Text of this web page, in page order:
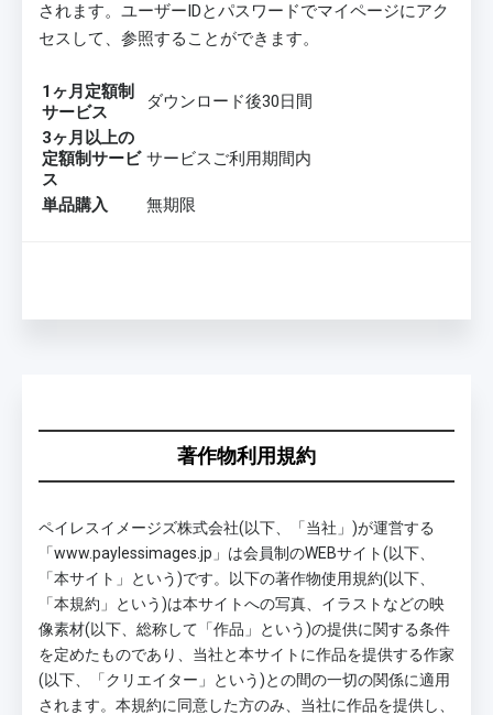
されます。ユーザーIDとパスワードでマイページにアク
セスして、参照することができます。
1ヶ月定額制
サービス
ダウンロード後30日間
3ヶ月以上の
定額制サービ
ス
サービスご利用期間内
単品購入 無期限
著作物利用規約
ペイレスイメージズ株式会社(以下、「当社」)が運営する
「www.paylessimages.jp」は会員制のWEBサイト(以下、
「本サイト」という)です。以下の著作物使用規約(以下、
「本規約」という)は本サイトへの写真、イラストなどの映
像素材(以下、総称して「作品」という)の提供に関する条件
を定めたものであり、当社と本サイトに作品を提供する作家
(以下、「クリエイター」という)との間の一切の関係に適用
されます。本規約に同意した方のみ、当社に作品を提供し、